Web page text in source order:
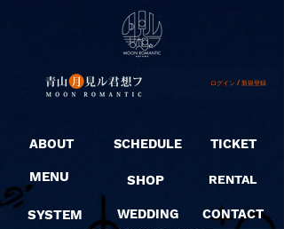
ログイン / 新規登録
ABOUT
MENU
SYSTEM
SCHEDULE
SHOP
WEDDING
TICKET
RENTAL
CONTACT